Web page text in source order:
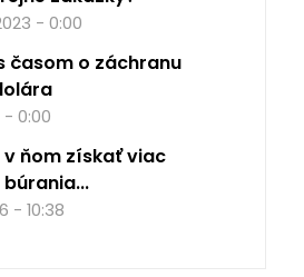
- 0:00
časom o záchranu
- 0:00
ňom získať viac
- 10:38